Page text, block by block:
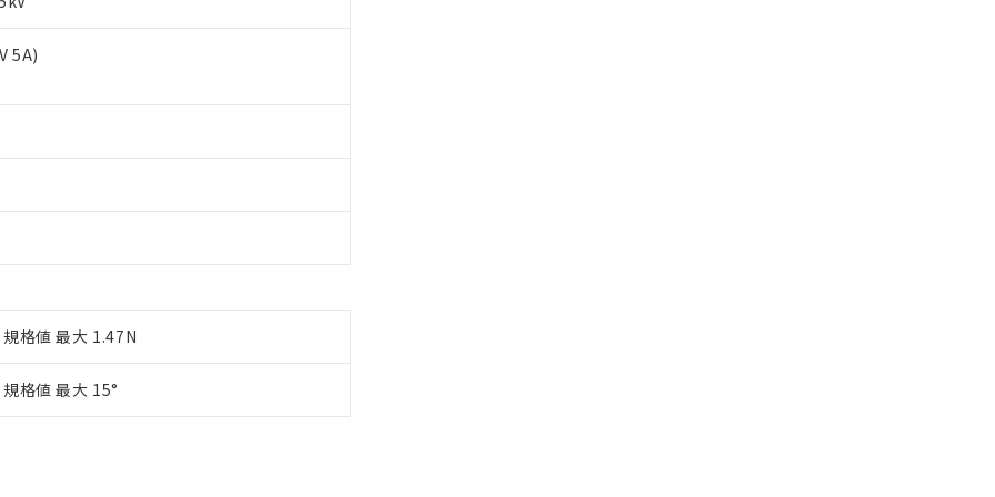
5A)
規格値 最大 1.47N
規格値 最大 15°